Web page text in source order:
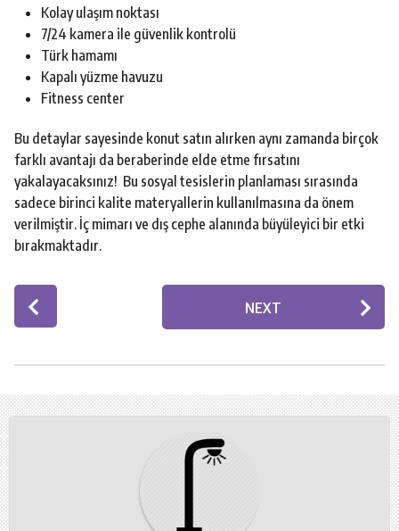
Kolay ulaşım noktası
7/24 kamera ile güvenlik kontrolü
Türk hamamı
Kapalı yüzme havuzu
Fitness center
Bu detaylar sayesinde konut satın alırken aynı zamanda birçok
farklı avantajı da beraberinde elde etme fırsatını
yakalayacaksınız! Bu sosyal tesislerin planlaması sırasında
sadece birinci kalite materyallerin kullanılmasına da önem
verilmiştir. İç mimarı ve dış cephe alanında büyüleyici bir etki
bırakmaktadır.
P
o
t
P
a
NEXT